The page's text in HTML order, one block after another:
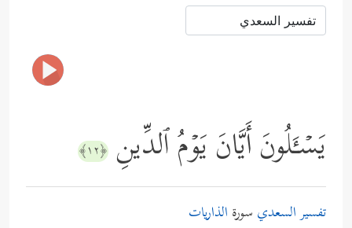
یَسۡـَٔلُونَ أَیَّانَ یَوۡمُ ٱلدِّینِ ﴿١٢﴾
تفسير السعدي سورة الذاريات